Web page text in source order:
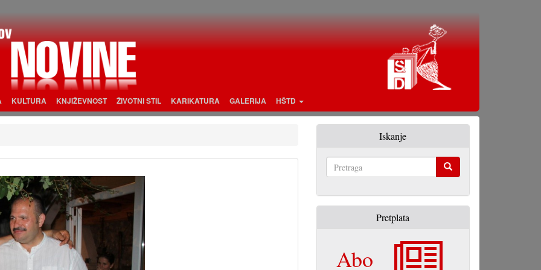
KULTURA KNJIŽEVNOST ŽIVOTNI STIL KARIKATURA GALERIJA HŠTD
Iskanje
Pretplata
Abo